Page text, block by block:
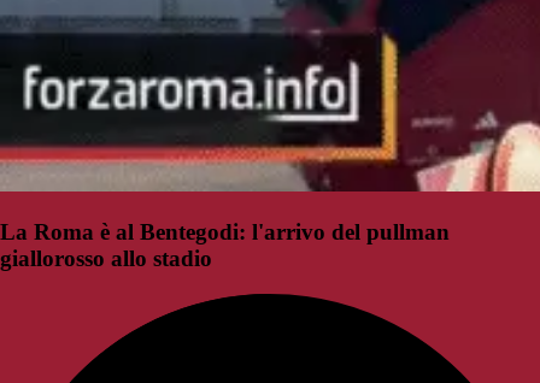
La Roma è al Bentegodi: l'arrivo del pullman
giallorosso allo stadio